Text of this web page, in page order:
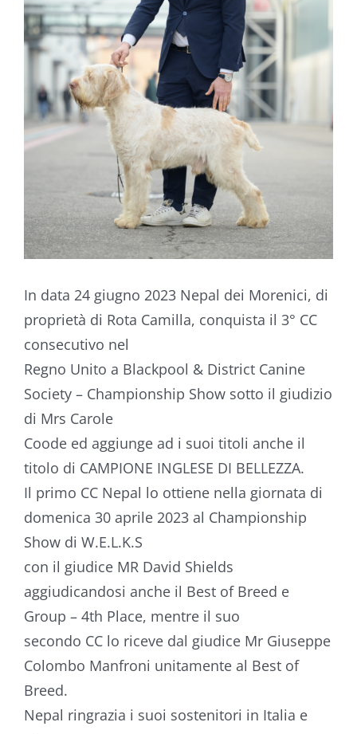
In data 24 giugno 2023 Nepal dei Morenici, di
proprietà di Rota Camilla, conquista il 3° CC
consecutivo nel
Regno Unito a Blackpool & District Canine
Society – Championship Show sotto il giudizio
di Mrs Carole
Coode ed aggiunge ad i suoi titoli anche il
titolo di CAMPIONE INGLESE DI BELLEZZA.
Il primo CC Nepal lo ottiene nella giornata di
domenica 30 aprile 2023 al Championship
Show di W.E.L.K.S
con il giudice MR David Shields
aggiudicandosi anche il Best of Breed e
Group – 4th Place, mentre il suo
secondo CC lo riceve dal giudice Mr Giuseppe
Colombo Manfroni unitamente al Best of
Breed.
Nepal ringrazia i suoi sostenitori in Italia e